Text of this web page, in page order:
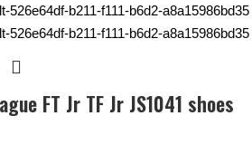
FT Jr TF Jr JS1041 shoes